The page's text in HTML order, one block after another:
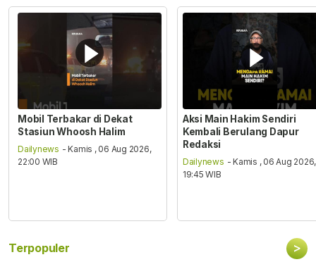
Mobil Terbakar di Dekat
Stasiun Whoosh Halim
Dailynews - Kamis , 06 Aug 2026,
22:00 WIB
Aksi Main Hakim Sendiri
Kembali Berulang Dapur
Redaksi
Dailynews - Kamis , 06 Aug 2026,
19:45 WIB
Terpopuler >